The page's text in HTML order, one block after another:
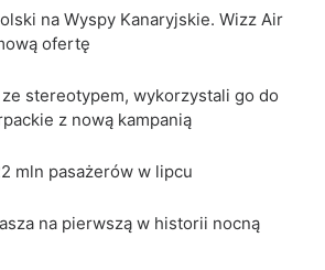
na Wyspy Kanaryjskie. Wizz Air
ofertę
stereotypem, wykorzystali go do
z nową kampanią
mln pasażerów w lipcu
na pierwszą w historii nocną